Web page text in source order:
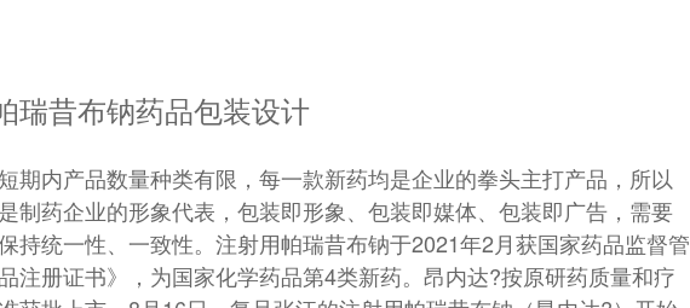
瑞昔布钠药品包装设计
期内产品数量种类有限，每一款新药均是企业的拳头主打产品，所以
制药企业的形象代表，包装即形象、包装即媒体、包装即广告，需要
持统一性、一致性。注射用帕瑞昔布钠于2021年2月获国家药品监督管
注册证书》，为国家化学药品第4类新药。昂内达?按原研药质量和疗